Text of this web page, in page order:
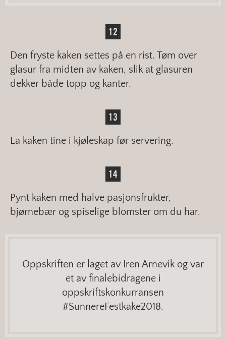
Den fryste kaken settes på en rist. Tøm over
glasur fra midten av kaken, slik at glasuren
dekker både topp og kanter.
La kaken tine i kjøleskap før servering.
Pynt kaken med halve pasjonsfrukter,
bjørnebær og spiselige blomster om du har.
Oppskriften er laget av Iren Arnevik og var
et av finalebidragene i
oppskriftskonkurransen
#SunnereFestkake2018.